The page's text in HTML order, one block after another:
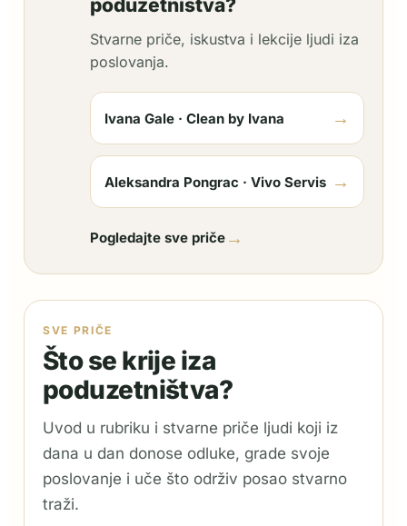
poduzetništva?
Stvarne priče, iskustva i lekcije ljudi iza
poslovanja.
Ivana Gale · Clean by Ivana →
Aleksandra Pongrac · Vivo Servis →
Pogledajte sve priče →
SVE PRIČE
Što se krije iza
poduzetništva?
Uvod u rubriku i stvarne priče ljudi koji iz
dana u dan donose odluke, grade svoje
poslovanje i uče što održiv posao stvarno
traži.